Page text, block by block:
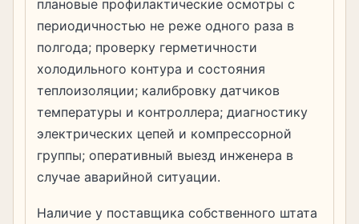
плановые профилактические осмотры с
периодичностью не реже одного раза в
полгода; проверку герметичности
холодильного контура и состояния
теплоизоляции; калибровку датчиков
температуры и контроллера; диагностику
электрических цепей и компрессорной
группы; оперативный выезд инженера в
случае аварийной ситуации.
Наличие у поставщика собственного штата